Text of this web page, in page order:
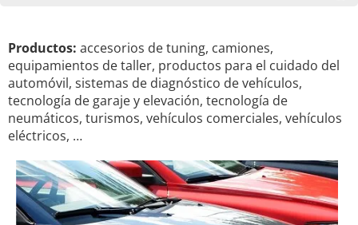
Productos: accesorios de tuning, camiones,
equipamientos de taller, productos para el cuidado del
automóvil, sistemas de diagnóstico de vehículos,
tecnología de garaje y elevación, tecnología de
neumáticos, turismos, vehículos comerciales, vehículos
eléctricos, …